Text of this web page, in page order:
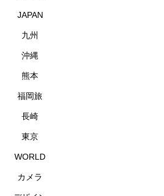
JAPAN
九州
沖縄
熊本
福岡旅
長崎
東京
WORLD
カメラ